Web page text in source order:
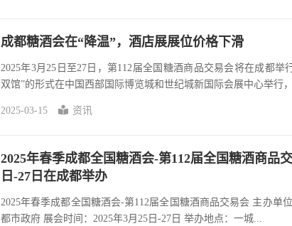
成都糖酒会在“降温”，酒店展展位价格下滑
2025年3月25日至27日，第112届全国糖酒商品交易会将在成都举
双馆”的形式在中国西部国际博览城和世纪城新国际会展中心举行
2025-03-15 资讯
2025年春季成都全国糖酒会-第112届全国糖酒商品
日-27日在成都举办
2025年春季成都全国糖酒会-第112届全国糖酒商品交易会 主办单
都市政府 展会时间：2025年3月25日-27日 举办地点：一城...